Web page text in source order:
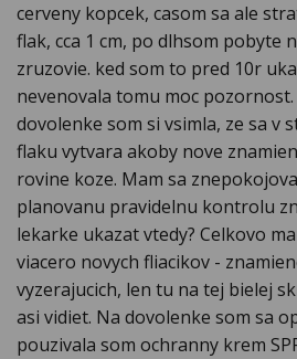
cerveny kopcek, casom sa ale
flak, cca 1 cm, po dlhsom pobyte
zruzovie. ked som to pred 10r
nevenovala tomu moc
dovolenke som si vsimla, ze sa v
flaku vytvara akoby nove
rovine koze. Mam sa
planovanu pravidelnu kontrolu
lekarke ukazat vtedy? Celkovo
viacero novych fliacikov -
vyzerajucich, len tu na tej bielej
asi vidiet. Na dovolenke som sa
pouzivala som ochranny krem